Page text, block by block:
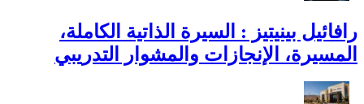
رافائيل بينيتيز : السيرة الذاتية الكاملة،
المسيرة، الإنجازات والمشوار التدريبي